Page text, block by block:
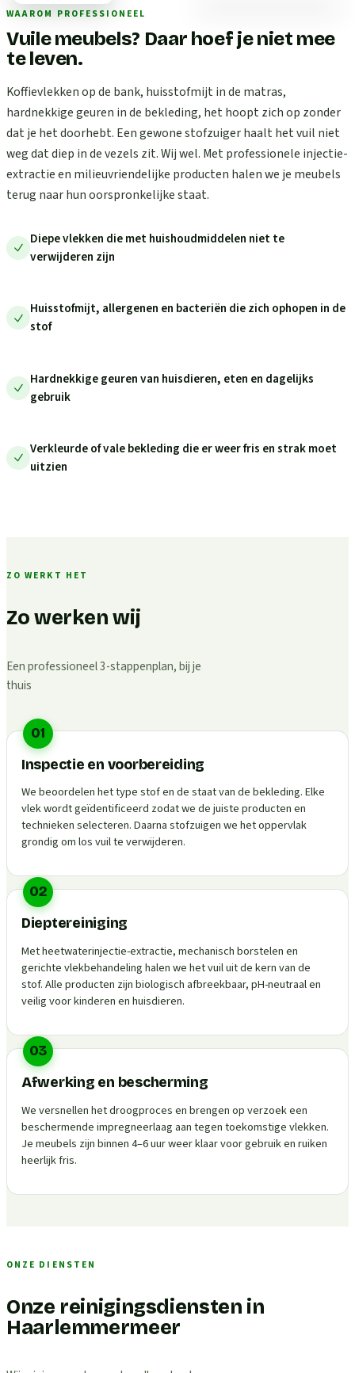
WAAROM PROFESSIONEEL
Vuile meubels? Daar hoef je niet mee
te leven.
Koffievlekken op de bank, huisstofmijt in de matras,
hardnekkige geuren in de bekleding, het hoopt zich op zonder
dat je het doorhebt. Een gewone stofzuiger haalt het vuil niet
weg dat diep in de vezels zit. Wij wel. Met professionele injectie-
extractie en milieuvriendelijke producten halen we je meubels
terug naar hun oorspronkelijke staat.
Diepe vlekken die met huishoudmiddelen niet te
verwijderen zijn
Huisstofmijt, allergenen en bacteriën die zich ophopen in de
stof
Hardnekkige geuren van huisdieren, eten en dagelijks
gebruik
Verkleurde of vale bekleding die er weer fris en strak moet
uitzien
ZO WERKT HET
Zo werken wij
Een professioneel 3-stappenplan, bij je
thuis
01
Inspectie en voorbereiding
We beoordelen het type stof en de staat van de bekleding. Elke
vlek wordt geïdentificeerd zodat we de juiste producten en
technieken selecteren. Daarna stofzuigen we het oppervlak
grondig om los vuil te verwijderen.
02
Dieptereiniging
Met heetwaterinjectie-extractie, mechanisch borstelen en
gerichte vlekbehandeling halen we het vuil uit de kern van de
stof. Alle producten zijn biologisch afbreekbaar, pH-neutraal en
veilig voor kinderen en huisdieren.
03
Afwerking en bescherming
We versnellen het droogproces en brengen op verzoek een
beschermende impregneerlaag aan tegen toekomstige vlekken.
Je meubels zijn binnen 4–6 uur weer klaar voor gebruik en ruiken
heerlijk fris.
ONZE DIENSTEN
Onze reinigingsdiensten in
Haarlemmermeer